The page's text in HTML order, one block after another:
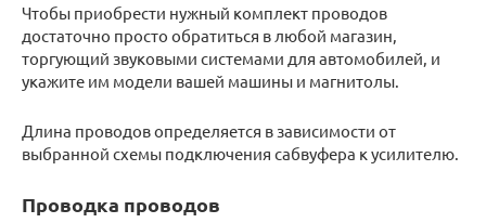
Чтобы приобрести нужный комплект проводов
достаточно просто обратиться в любой магазин,
торгующий звуковыми системами для автомобилей, и
укажите им модели вашей машины и магнитолы.
Длина проводов определяется в зависимости от
выбранной схемы подключения сабвуфера к усилителю.
Проводка проводов